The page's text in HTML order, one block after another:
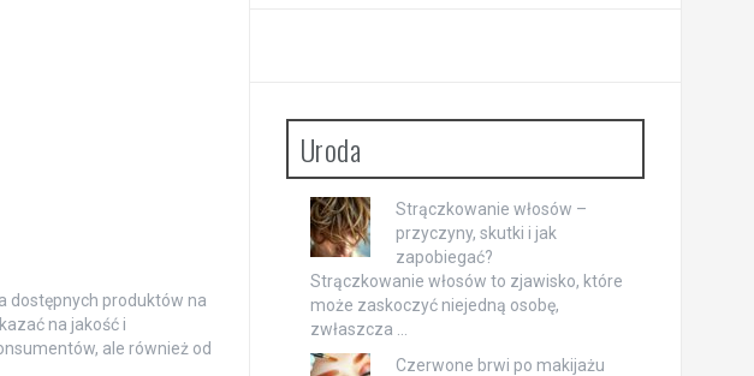
dostępnych produktów na
na jakość i
ale również od
Uroda
Strączkowanie włosów –
przyczyny, skutki i jak
zapobiegać?
Strączkowanie włosów to zjawisko, które
może zaskoczyć niejedną osobę,
zwłaszcza …
Czerwone brwi po makijażu